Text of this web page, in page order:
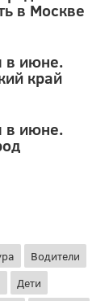
в Москве
в июне.
край
в июне.
Водители
Дети